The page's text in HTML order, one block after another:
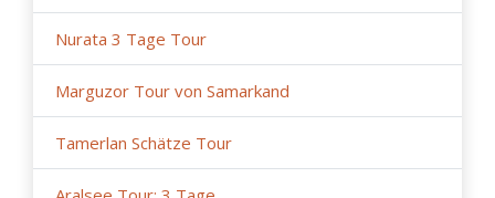
Nurata 3 Tage Tour
Marguzor Tour von Samarkand
Tamerlan Schätze Tour